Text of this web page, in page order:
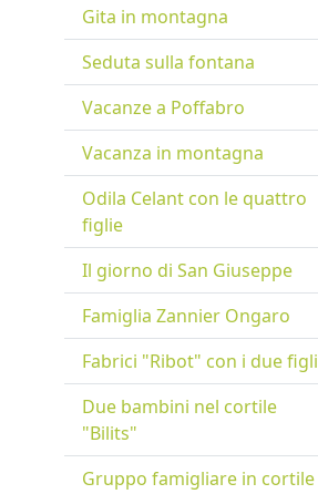
Gita in montagna
Seduta sulla fontana
Vacanze a Poffabro
Vacanza in montagna
Odila Celant con le quattro
figlie
Il giorno di San Giuseppe
Famiglia Zannier Ongaro
Fabrici "Ribot" con i due figli
Due bambini nel cortile
"Bilits"
Gruppo famigliare in cortile